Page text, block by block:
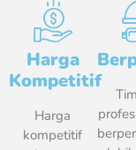
Harga
Kompetitif​
Harga
kompetitif